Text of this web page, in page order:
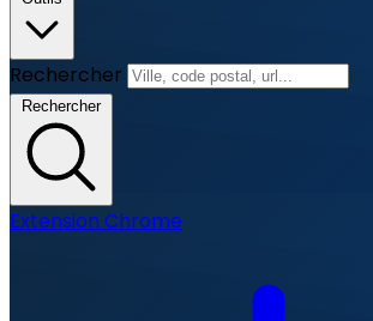
Rechercher
Rechercher
Extension Chrome